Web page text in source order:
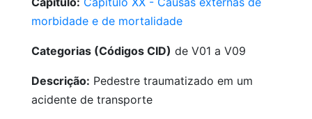
morbidade e de mortalidade
Categorias (Códigos CID) de V01 a V09
Descrição: Pedestre traumatizado em um
acidente de transporte